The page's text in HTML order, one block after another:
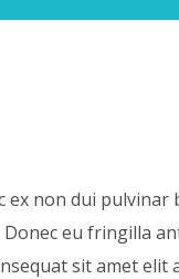
ex non dui pulvinar
eu fringilla
sit amet elit